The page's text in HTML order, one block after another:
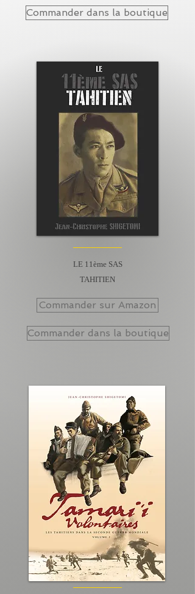
Commander dans la boutique
LE 11ème SAS
TAHITIEN
Commander sur Amazon
Commander dans la boutique